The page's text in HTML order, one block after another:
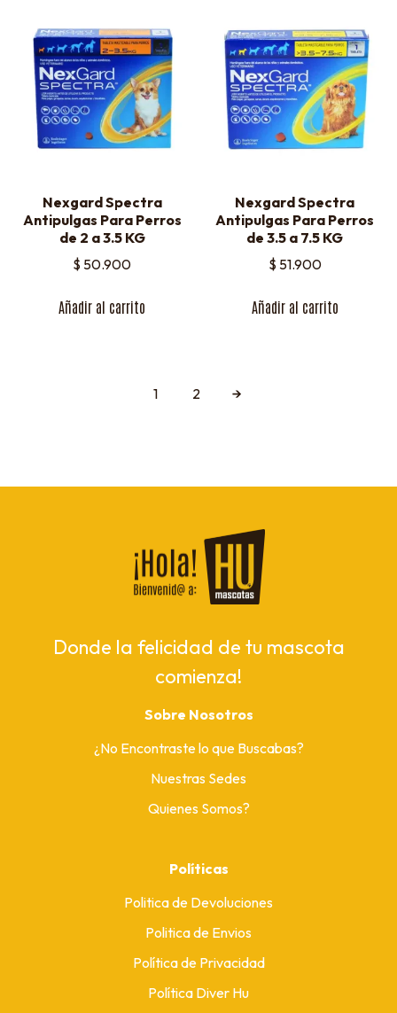
Nexgard Spectra
Antipulgas Para Perros
de 2 a 3.5 KG
$ 50.900
Añadir al carrito
Nexgard Spectra
Antipulgas Para Perros
de 3.5 a 7.5 KG
$ 51.900
Añadir al carrito
1 2 →
Donde la felicidad de tu mascota
comienza!
Sobre Nosotros
¿No Encontraste lo que Buscabas?
Nuestras Sedes
Quienes Somos?
Políticas
Politica de Devoluciones
Politica de Envios
Política de Privacidad
Política Diver Hu